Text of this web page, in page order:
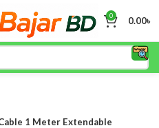
0 0.00৳
1 Meter Extendable